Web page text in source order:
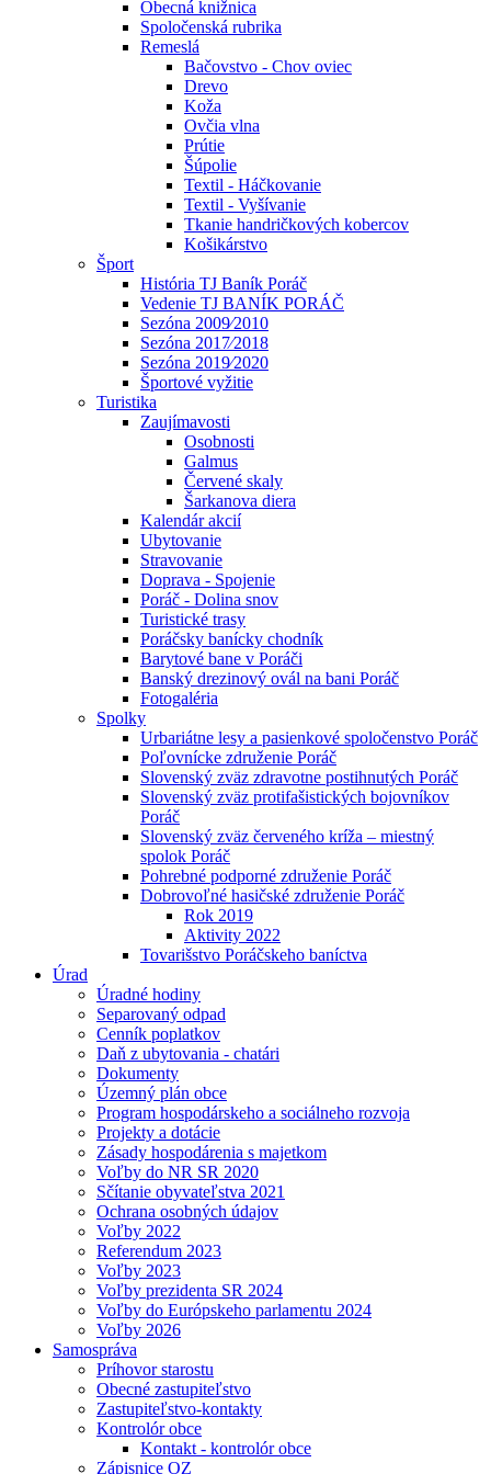
Obecná knižnica
Spoločenská rubrika
Remeslá
Bačovstvo - Chov oviec
Drevo
Koža
Ovčia vlna
Prútie
Šúpolie
Textil - Háčkovanie
Textil - Vyšívanie
Tkanie handričkových kobercov
Košikárstvo
Šport
História TJ Baník Poráč
Vedenie TJ BANÍK PORÁČ
Sezóna 2009⁄2010
Sezóna 2017⁄2018
Sezóna 2019⁄2020
Športové vyžitie
Turistika
Zaujímavosti
Osobnosti
Galmus
Červené skaly
Šarkanova diera
Kalendár akcií
Ubytovanie
Stravovanie
Doprava - Spojenie
Poráč - Dolina snov
Turistické trasy
Poráčsky banícky chodník
Barytové bane v Poráči
Banský drezinový ovál na bani Poráč
Fotogaléria
Spolky
Urbariátne lesy a pasienkové spoločenstvo Poráč
Poľovnícke združenie Poráč
Slovenský zväz zdravotne postihnutých Poráč
Slovenský zväz protifašistických bojovníkov
Poráč
Slovenský zväz červeného kríža – miestný
spolok Poráč
Pohrebné podporné združenie Poráč
Dobrovoľné hasičské združenie Poráč
Rok 2019
Aktivity 2022
Tovarišstvo Poráčskeho baníctva
Úrad
Úradné hodiny
Separovaný odpad
Cenník poplatkov
Daň z ubytovania - chatári
Dokumenty
Územný plán obce
Program hospodárskeho a sociálneho rozvoja
Projekty a dotácie
Zásady hospodárenia s majetkom
Voľby do NR SR 2020
Sčítanie obyvateľstva 2021
Ochrana osobných údajov
Voľby 2022
Referendum 2023
Voľby 2023
Voľby prezidenta SR 2024
Voľby do Európskeho parlamentu 2024
Voľby 2026
Samospráva
Príhovor starostu
Obecné zastupiteľstvo
Zastupiteľstvo-kontakty
Kontrolór obce
Kontakt - kontrolór obce
Zápisnice OZ